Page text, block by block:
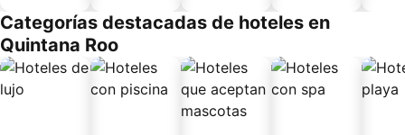
o
Categorías destacadas de hoteles en
Quintana Roo